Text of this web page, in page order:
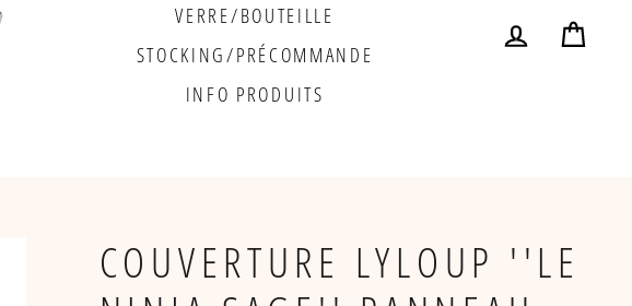
VERRE/BOUTEILLE
STOCKING/PRÉCOMMANDE
INFO PRODUITS
SE
COUVERTURE LYLOUP ''LE